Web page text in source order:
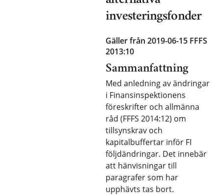
investeringsfonder
Gäller från 2019-06-15 FFFS
2013:10
Sammanfattning
Med anledning av ändringar
i Finansinspektionens
föreskrifter och allmänna
råd (FFFS 2014:12) om
tillsynskrav och
kapitalbuffertar inför FI
följdändringar. Det innebär
att hänvisningar till
paragrafer som har
upphävts tas bort.